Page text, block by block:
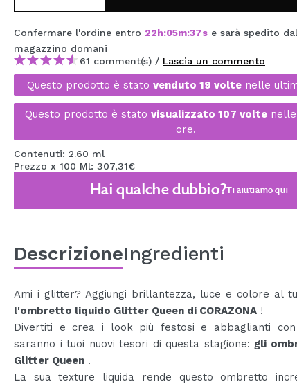
MAQUIFARMA
KOREA ZONE
TRAVEL SIZE
NATURE
SPECIALE
OUTLET
SONO TORNATI!
BLOG
Confermare l'ordine entro 22h:05m:36se sarà spedito
magazzino domani
61 comment(s) / Lascia un commento
Questo prodotto è stato venduto 19 volte nelle
Questo prodotto è stato visualizzato 107 volte
ore.
Contenuti: 2.60 ml
Prezzo x 100 Ml: 307,31€
Hai qualche dubbio?Ti aiutiamoqui
DescrizioneIngredienti
Ami i glitter? Aggiungi brillantezza, luce e colore al
l'ombretto liquido Glitter Queen di CORAZONA !
Divertiti e crea i look più festosi e abbaglianti
saranno i tuoi nuovi tesori di questa stagione: gli
Glitter Queen .
La sua texture liquida rende questo ombretto